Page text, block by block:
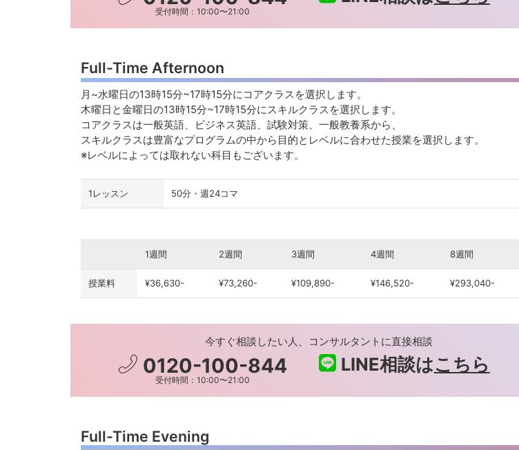
受付時間：10:00〜21:00
Full-Time Afternoon
月~水曜日の13時15分~17時15分にコアクラスを選択します。
木曜日と金曜日の13時15分~17時15分にスキルクラスを選択します。
コアクラスは一般英語、ビジネス英語、試験対策、一般教養系から、
スキルクラスは豊富なプログラムの中から目的とレベルに合わせた授業を選択します。
※レベルによっては取れない科目もございます。
1レッスン 50分・週24コマ
1週間 2週間 3週間 4週間 8週間
授業料 ¥36,630- ¥73,260- ¥109,890- ¥146,520- ¥293,040-
今すぐ相談したい人、コンサルタントに直接相談
0120-100-844
受付時間：10:00〜21:00
LINE相談はこちら
Full-Time Evening